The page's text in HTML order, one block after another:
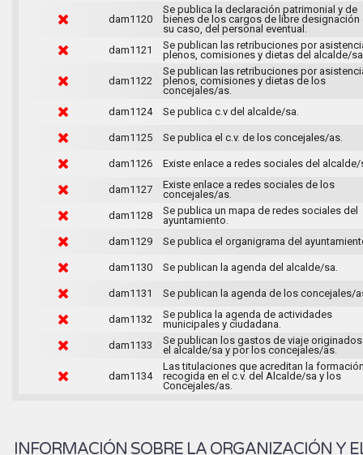
dam1120
Se publica la declaración patrimonial y de
bienes de los cargos de libre designación
su caso, del personal eventual.
dam1121
Se publican las retribuciones por
plenos, comisiones y dietas del alcalde/
dam1122
Se publican las retribuciones por
plenos, comisiones y dietas de los
concejales/as.
dam1124
Se publica c.v del alcalde/sa.
dam1125 Se publica el c.v. de los concejales/as.
dam1126 Existe enlace a redes sociales del alcalde/
dam1127
Existe enlace a redes sociales de los
concejales/as.
dam1128
Se publica un mapa de redes sociales del
ayuntamiento.
dam1129
Se publica el organigrama del
dam1130 Se publican la agenda del alcalde/sa.
dam1131 Se publican la agenda de los concejales/
dam1132
Se publica la agenda de actividades
municipales y ciudadana.
dam1133
Se publican los gastos de viaje
el alcalde/sa y por los concejales/as.
dam1134
Las titulaciones que acreditan la
recogida en el c.v. del Alcalde/sa y los
Concejales/as.
INFORMACIÓN SOBRE LA ORGANIZACIÓN Y